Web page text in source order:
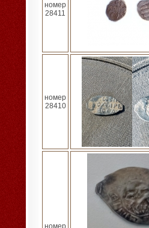
номер
28411
номер
28410
номер